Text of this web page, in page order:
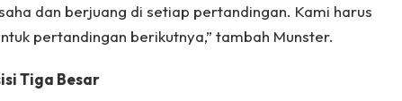
dan berjuang di setiap pertandingan. Kami harus
pertandingan berikutnya,” tambah Munster.
Tiga Besar